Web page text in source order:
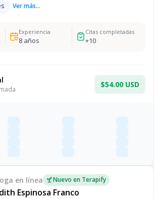
Ver más...
Experiencia
8años
Citas completadas
+10
$54.00 USD
en línea Nuevo en Terapify
Espinosa Franco